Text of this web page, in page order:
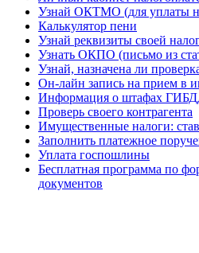
Узнай ОКТМО (для уплаты
Калькулятор пени
Узнай реквизиты своей
Узнать ОКПО (письмо из
Узнай, назначена ли
Он-лайн запись на прием в
Информация о штафах
Проверь своего контрагента
Имущественные налоги:
Заполнить платежное
Уплата госпошлины
Бесплатная программа по
документов